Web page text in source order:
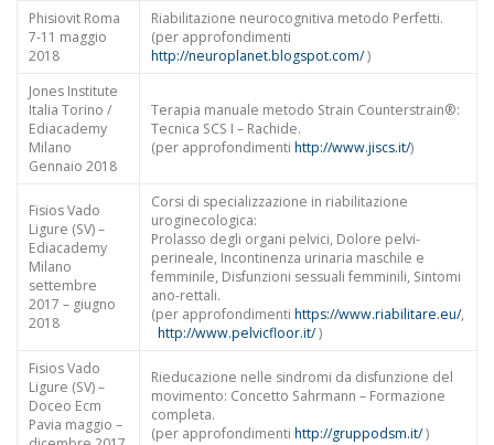
Phisiovit Roma
7-11 maggio
2018
Riabilitazione neurocognitiva metodo Perfetti.
(per approfondimenti
http://neuroplanet.blogspot.com/)
Jones Institute
Italia Torino /
Ediacademy
Milano
Gennaio 2018
Terapia manuale metodo Strain Counterstrain®:
Tecnica SCS I – Rachide.
(per approfondimenti http://www.jiscs.it/)
Fisios Vado
Ligure (SV) –
Ediacademy
Milano
settembre
2017 – giugno
2018
Corsi di specializzazione in riabilitazione
uroginecologica:
Prolasso degli organi pelvici, Dolore pelvi-
perineale, Incontinenza urinaria maschile e
femminile, Disfunzioni sessuali femminili, Sintomi
ano-rettali.
(per approfondimenti https://www.riabilitare.eu/,
http://www.pelvicfloor.it/)
Fisios Vado
Ligure (SV) –
Doceo Ecm
Pavia maggio –
Rieducazione nelle sindromi da disfunzione del
movimento: Concetto Sahrmann – Formazione
completa.
(per approfondimenti http://gruppodsm.it/)